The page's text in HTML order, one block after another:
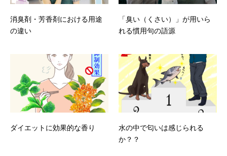
消臭剤・芳香剤における用途
の違い
「臭い（くさい）」が用いら
れる慣用句の語源
ダイエットに効果的な香り
水の中で匂いは感じられる
か？？